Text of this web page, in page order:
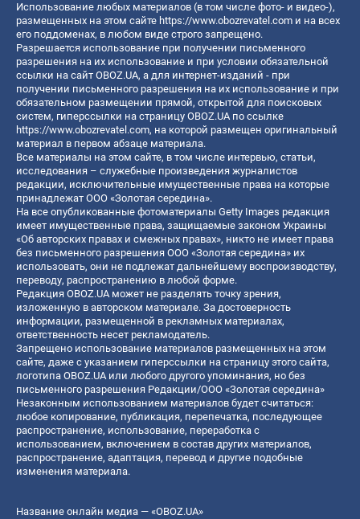
Использование любых материалов (в том числе фото- и видео-),
размещенных на этом сайте https://www.obozrevatel.com и на всех
его поддоменах, в любом виде строго запрещено.
Разрешается использование при получении письменного
разрешения на их использование и при условии обязательной
ссылки на сайт OBOZ.UA, а для интернет-изданий - при
получении письменного разрешения на их использование и при
обязательном размещении прямой, открытой для поисковых
систем, гиперссылки на страницу OBOZ.UA по ссылке
https://www.obozrevatel.com, на которой размещен оригинальный
материал в первом абзаце материала.
Все материалы на этом сайте, в том числе интервью, статьи,
исследования – служебные произведения журналистов
редакции, исключительные имущественные права на которые
принадлежат ООО «Золотая середина».
На все опубликованные фотоматериалы Getty Images редакция
имеет имущественные права, защищаемые законом Украины
«Об авторских правах и смежных правах», никто не имеет права
без письменного разрешения ООО «Золотая середина» их
использовать, они не подлежат дальнейшему воспроизводству,
переводу, распространению в любой форме.
Редакция OBOZ.UA может не разделять точку зрения,
изложенную в авторском материале. За достоверность
информации, размещенной в рекламных материалах,
ответственность несет рекламодатель.
Запрещено использование материалов размещенных на этом
сайте, даже с указанием гиперссылки на страницу этого сайта,
логотипа OBOZ.UA или любого другого упоминания, но без
письменного разрешения Редакции/ООО «Золотая середина»
Незаконным использованием материалов будет считаться:
любое копирование, публикация, перепечатка, последующее
распространение, использование, переработка с
использованием, включением в состав других материалов,
распространение, адаптация, перевод и другие подобные
изменения материала.
Название онлайн медиа — «OBOZ.UA»